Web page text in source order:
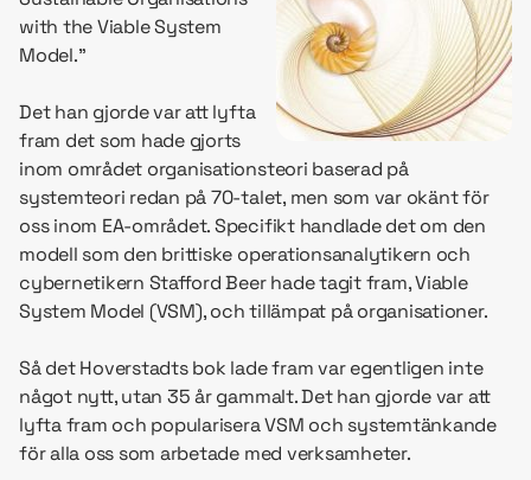
with the Viable System
Model.”
Det han gjorde var att lyfta
fram det som hade gjorts
inom området organisationsteori baserad på
systemteori redan på 70-talet, men som var okänt för
oss inom EA-området. Specifikt handlade det om den
modell som den brittiske operationsanalytikern och
cybernetikern Stafford Beer hade tagit fram, Viable
System Model (VSM), och tillämpat på organisationer.
Så det Hoverstadts bok lade fram var egentligen inte
något nytt, utan 35 år gammalt. Det han gjorde var att
lyfta fram och popularisera VSM och systemtänkande
för alla oss som arbetade med verksamheter.